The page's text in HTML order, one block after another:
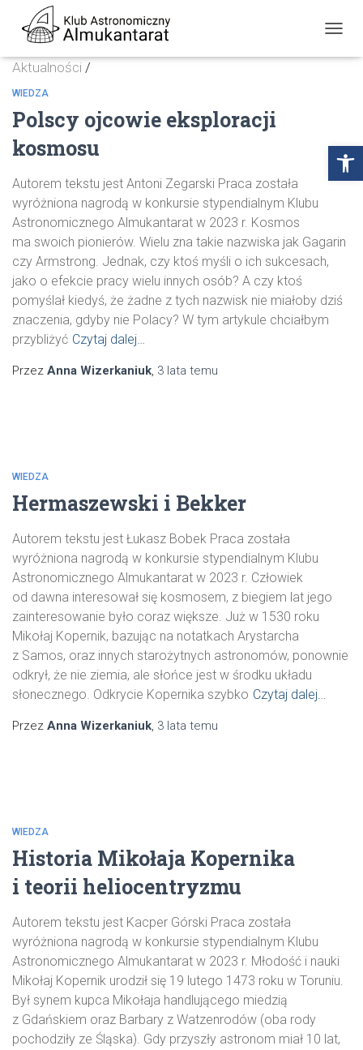
Aktualności /
WIEDZA
Polscy ojcowie eksploracji
kosmosu
Autorem tekstu jest Antoni Zegarski Praca została
wyróżniona nagrodą w konkursie stypendialnym Klubu
Astronomicznego Almukantarat w 2023 r. Kosmos
ma swoich pionierów. Wielu zna takie nazwiska jak Gagarin
czy Armstrong. Jednak, czy ktoś myśli o ich sukcesach,
jako o efekcie pracy wielu innych osób? A czy ktoś
pomyślał kiedyś, że żadne z tych nazwisk nie miałoby dziś
znaczenia, gdyby nie Polacy? W tym artykule chciałbym
przybliżyć Czytaj dalej…
Przez Anna Wizerkaniuk, 3 lata temu
WIEDZA
Hermaszewski i Bekker
Autorem tekstu jest Łukasz Bobek Praca została
wyróżniona nagrodą w konkursie stypendialnym Klubu
Astronomicznego Almukantarat w 2023 r. Człowiek
od dawna interesował się kosmosem, z biegiem lat jego
zainteresowanie było coraz większe. Już w 1530 roku
Mikołaj Kopernik, bazując na notatkach Arystarcha
z Samos, oraz innych starożytnych astronomów, ponownie
odkrył, że nie ziemia, ale słońce jest w środku układu
słonecznego. Odkrycie Kopernika szybko Czytaj dalej…
Przez Anna Wizerkaniuk, 3 lata temu
WIEDZA
Historia Mikołaja Kopernika
i teorii heliocentryzmu
Autorem tekstu jest Kacper Górski Praca została
wyróżniona nagrodą w konkursie stypendialnym Klubu
Astronomicznego Almukantarat w 2023 r. Młodość i nauki
Mikołaj Kopernik urodził się 19 lutego 1473 roku w Toruniu.
Był synem kupca Mikołaja handlującego miedzią
z Gdańskiem oraz Barbary z Watzenrodów (oba rody
pochodziły ze Śląska). Gdy przyszły astronom miał 10 lat,